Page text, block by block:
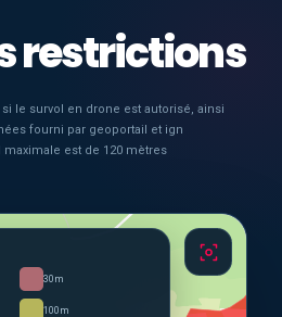
restrictions
le survol en drone est autorisé, ainsi
fourni par geoportail et ign
maximale est de 120 mètres
30m
100m